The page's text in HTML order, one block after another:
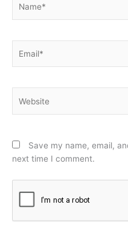
Save my name, email,
next time I comment.